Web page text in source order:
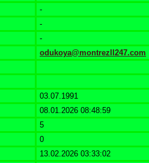
-
-
-
odukoya@montrezll247.com
03.07.1991
08.01.2026 08:48:59
5
0
13.02.2026 03:33:02